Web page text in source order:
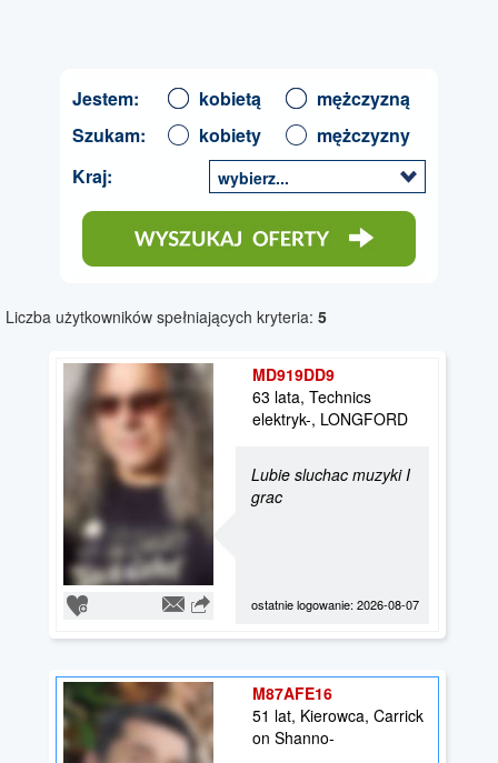
Jestem: kobietą
mężczyzną
Szukam:
kobiety
mężczyzny
Kraj:
wybierz...
Liczba użytkowników spełniających kryteria: 5
MD919DD9
63 lata, Technics
elektryk-, LONGFORD
Lubie sluchac muzyki I
grac
ostatnie logowanie: 2026-08-07
M87AFE16
51 lat, Kierowca, Carrick
on Shanno-